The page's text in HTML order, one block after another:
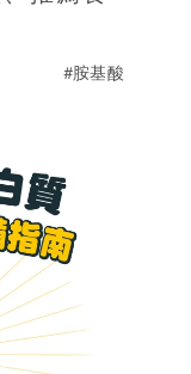
#胺基酸